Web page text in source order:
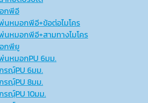
กพีอี
นหมอกพีอี+ข้อต่อไมโคร
นหมอกพีอี+สามทางไมโคร
กพียู
นหมอกPU 6มม.
รณ์ฺPU 6มม.
รณ์ฺPU 8มม.
รณ์ฺPU 10มม.